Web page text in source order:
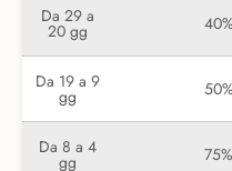
Da 29 a
20 gg 40%
Da 19 a 9
gg 50%
Da 8 a 4
gg 75%